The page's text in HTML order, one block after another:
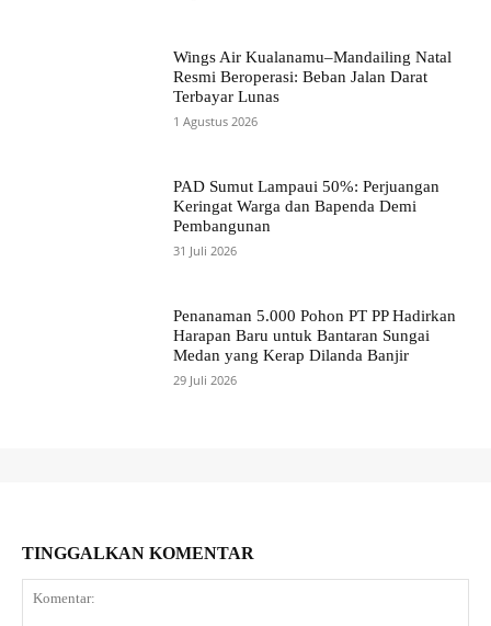
Wings Air Kualanamu–Mandailing Natal
Resmi Beroperasi: Beban Jalan Darat
Terbayar Lunas
1 Agustus 2026
PAD Sumut Lampaui 50%: Perjuangan
Keringat Warga dan Bapenda Demi
Pembangunan
31 Juli 2026
Penanaman 5.000 Pohon PT PP Hadirkan
Harapan Baru untuk Bantaran Sungai
Medan yang Kerap Dilanda Banjir
29 Juli 2026
TINGGALKAN KOMENTAR